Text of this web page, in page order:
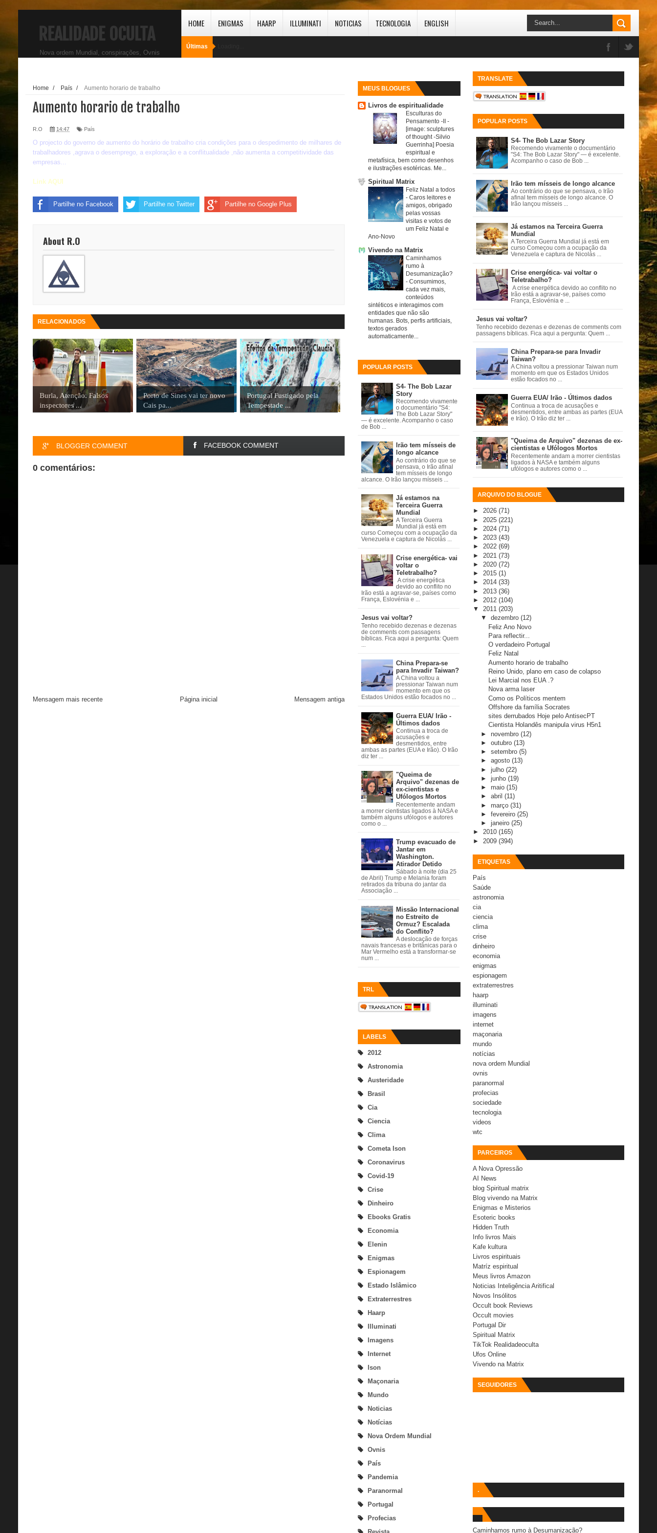
REALIDADE OCULTA
Nova ordem Mundial, conspirações, Ovnis
HOME ENIGMAS HAARP ILLUMINATI NOTICIAS TECNOLOGIA ENGLISH
Últimas
MEUS BLOGUES
Livros de espiritualidade
Esculturas do
Pensamento -II -
[image: sculptures
of thought -Silvio
Guerrinha] Poesia
espiritual e
metafísica, bem como desenhos
e ilustrações esotéricas. Me...
Spiritual Matrix
Feliz Natal a todos
- Caros leitores e
amigos, obrigado
pelas vossas
visitas e votos de
um Feliz Natal e
Ano-Novo
Vivendo na Matrix
Caminhamos
rumo à
Desumanização?
- Consumimos,
cada vez mais,
conteúdos
sintéticos e interagimos com
entidades que não são
humanas. Bots, perfis artificiais,
textos gerados
automaticamente...
POPULAR POSTS
S4- The Bob Lazar
Story
Recomendo vivamente
o documentário "S4:
The Bob Lazar Story"
— é excelente. Acompanho o caso
de Bob ...
Irão tem mísseis de
longo alcance
Ao contrário do que se
pensava, o Irão afinal
tem mísseis de longo
alcance. O Irão lançou mísseis ...
Já estamos na
Terceira Guerra
Mundial
A Terceira Guerra
Mundial já está em
curso Começou com a ocupação da
Venezuela e captura de Nicolás ...
Crise energética- vai
voltar o
Teletrabalho?
A crise energética
devido ao conflito no
Irão está a agravar-se, países como
França, Eslovénia e ...
Jesus vai voltar?
Tenho recebido dezenas e dezenas
de comments com passagens
bíblicas. Fica aqui a pergunta: Quem
China Prepara-se
para Invadir Taiwan?
A China voltou a
pressionar Taiwan num
momento em que os
Estados Unidos estão focados no ...
Guerra EUA/ Irão -
Últimos dados
Continua a troca de
acusações e
desmentidos, entre
ambas as partes (EUA e Irão). O Irão
diz ter ...
"Queima de
Arquivo" dezenas de
ex-cientistas e
Ufólogos Mortos
Recentemente andam
a morrer cientistas ligados à NASA e
também alguns ufólogos e autores
como o ...
Trump evacuado de
Jantar em
Washington.
Atirador Detido
Sábado à noite (dia 25
de Abril) Trump e Melania foram
retirados da tribuna do jantar da
Associação ...
Missão Internacional
no Estreito de
Ormuz? Escalada
do Conflito?
A deslocação de forças
navais francesas e britânicas para o
Mar Vermelho está a transformar-se
num ...
TRL
LABELS
2012
Astronomia
Austeridade
Brasil
Cia
Ciencia
Clima
Cometa Ison
Coronavirus
Covid-19
Crise
Dinheiro
Ebooks Gratis
Economia
Elenin
Enigmas
Espionagem
Estado Islâmico
Extraterrestres
Haarp
Illuminati
Imagens
Internet
Ison
Maçonaria
Mundo
Noticias
Notícias
Nova Ordem Mundial
Ovnis
País
Pandemia
Paranormal
Portugal
Profecias
Home / País / Aumento horario de trabalho
Aumento horario de trabalho
R.O 14:47 País
O projecto do governo de aumento do horário de trabalho cria condições para o despedimento de milhares de
trabalhadores ,agrava o desemprego, a exploração e a conflitualidade ,não aumenta a competitividade das
empresas...
Link AQUI
Partilhe no Facebook Partilhe no Twitter Partilhe no Google Plus
About R.O
RELACIONADOS
Burla, Atenção: Falsos
inspectores ...
Porto de Sines vai ter novo
Cais pa...
Portugal Fustigado pela
Tempestade ...
BLOGGER COMMENT FACEBOOK COMMENT
0 comentários:
Mensagem mais recente Mensagem antiga
Página inicial
TRANSLATE
POPULAR POSTS
S4- The Bob Lazar Story
Recomendo vivamente o documentário
"S4: The Bob Lazar Story" — é excelente.
Acompanho o caso de Bob ...
Irão tem mísseis de longo alcance
Ao contrário do que se pensava, o Irão
afinal tem mísseis de longo alcance. O
Irão lançou mísseis ...
Já estamos na Terceira Guerra
Mundial
A Terceira Guerra Mundial já está em
curso Começou com a ocupação da
Venezuela e captura de Nicolás ...
Crise energética- vai voltar o
Teletrabalho?
A crise energética devido ao conflito no
Irão está a agravar-se, países como
França, Eslovénia e ...
Jesus vai voltar?
Tenho recebido dezenas e dezenas de comments com
passagens bíblicas. Fica aqui a pergunta: Quem ...
China Prepara-se para Invadir
Taiwan?
A China voltou a pressionar Taiwan num
momento em que os Estados Unidos
estão focados no ...
Guerra EUA/ Irão - Últimos dados
Continua a troca de acusações e
desmentidos, entre ambas as partes (EUA
e Irão). O Irão diz ter ...
"Queima de Arquivo" dezenas de ex-
cientistas e Ufólogos Mortos
Recentemente andam a morrer cientistas
ligados à NASA e também alguns
ufólogos e autores como o ...
ARQUIVO DO BLOGUE
► 2026 (71)
► 2025 (221)
► 2024 (71)
► 2023 (43)
► 2022 (69)
► 2021 (73)
► 2020 (72)
► 2015 (1)
► 2014 (33)
► 2013 (36)
► 2012 (104)
▼ 2011 (203)
▼ dezembro (12)
Feliz Ano Novo
Para reflectir...
O verdadeiro Portugal
Feliz Natal
Aumento horario de trabalho
Reino Unido, plano em caso de colapso
Lei Marcial nos EUA .?
Nova arma laser
Como os Políticos mentem
Offshore da família Socrates
sites derrubados Hoje pelo AntisecPT
Cientista Holandês manipula virus H5n1
► novembro (12)
► outubro (13)
► setembro (5)
► agosto (13)
► julho (22)
► junho (19)
► maio (15)
► abril (11)
► março (31)
► fevereiro (25)
► janeiro (25)
► 2010 (165)
► 2009 (394)
ETIQUETAS
País
Saúde
astronomia
cia
ciencia
clima
crise
dinheiro
economia
enigmas
espionagem
extraterrestres
haarp
illuminati
imagens
internet
maçonaria
mundo
notícias
nova ordem Mundial
ovnis
paranormal
profecias
sociedade
tecnologia
videos
wtc
PARCEIROS
A Nova Opressão
AI News
blog Spiritual matrix
Blog vivendo na Matrix
Enigmas e Misterios
Esoteric books
Hidden Truth
Info livros Mais
Kafe kultura
Livros espirituais
Matríz espiritual
Meus livros Amazon
Noticias Inteligência Aritifical
Novos Insólitos
Occult book Reviews
Occult movies
Portugal Dir
Spiritual Matrix
TikTok Realidadeoculta
Ufos Online
Vivendo na Matrix
SEGUIDORES
.
Caminhamos rumo à Desumanização?